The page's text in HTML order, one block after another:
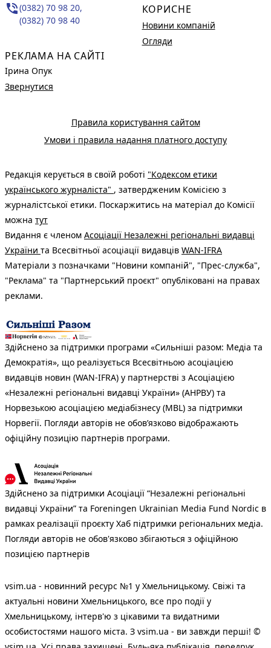
phone_in_talk(0382) 70 98 20,
(0382) 70 98 40
РЕКЛАМА НА САЙТІ
Ірина Опук
Звернутися
КОРИСНЕ
Новини компаній
Огляди
Правила користування сайтом
Умови і правила надання платного доступу
Редакція керується в своїй роботі "Кодексом етики
українського журналіста" , затвердженим Комісією з
журналістської етики. Поскаржитись на матеріал до Комісії
можна тут
Видання є членом Асоціації Незалежні регіональні видавці
України та Всесвітньої асоціації видавців WAN-IFRA
Матеріали з позначками "Новини компаній", "Прес-служба",
"Реклама" та "Партнерський проєкт" опубліковані на правах
реклами.
Здійснено за підтримки програми «Сильніші разом: Медіа та
Демократія», що реалізується Всесвітньою асоціацією
видавців новин (WAN-IFRA) у партнерстві з Асоціацією
«Незалежні регіональні видавці України» (АНРВУ) та
Норвезькою асоціацією медіабізнесу (MBL) за підтримки
Норвегії. Погляди авторів не обов’язково відображають
офіційну позицію партнерів програми.
Здійснено за підтримки Асоціації “Незалежні регіональні
видавці України” та Foreningen Ukrainian Media Fund Nordic в
рамках реалізації проєкту Хаб підтримки регіональних медіа.
Погляди авторів не обов'язково збігаються з офіційною
позицією партнерів
vsim.ua - новинний ресурс №1 у Хмельницькому. Свіжі та
актуальні новини Хмельницького, все про події у
Хмельницькому, інтерв'ю з цікавими та видатними
особистостями нашого міста. З vsim.ua - ви завжди перші! ©